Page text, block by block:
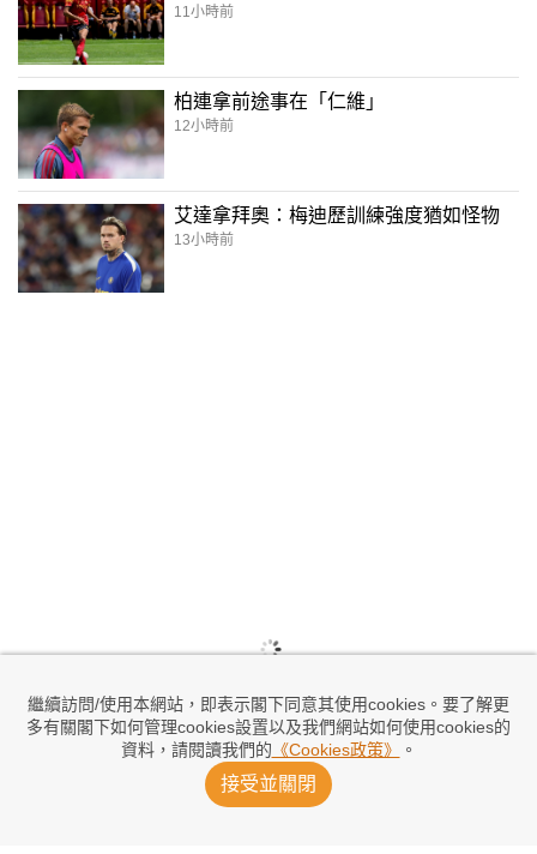
繼續訪問/使用本網站，即表示閣下同意其使用cookies。要了解更
多有關閣下如何管理cookies設置以及我們網站如何使用cookies的
資料，請閱讀我們的 《Cookies政策》 。
接受並關閉
11小時前
柏連拿前途事在「仁維」
12小時前
艾達拿拜奧：梅迪歷訓練強度猶如怪物
13小時前